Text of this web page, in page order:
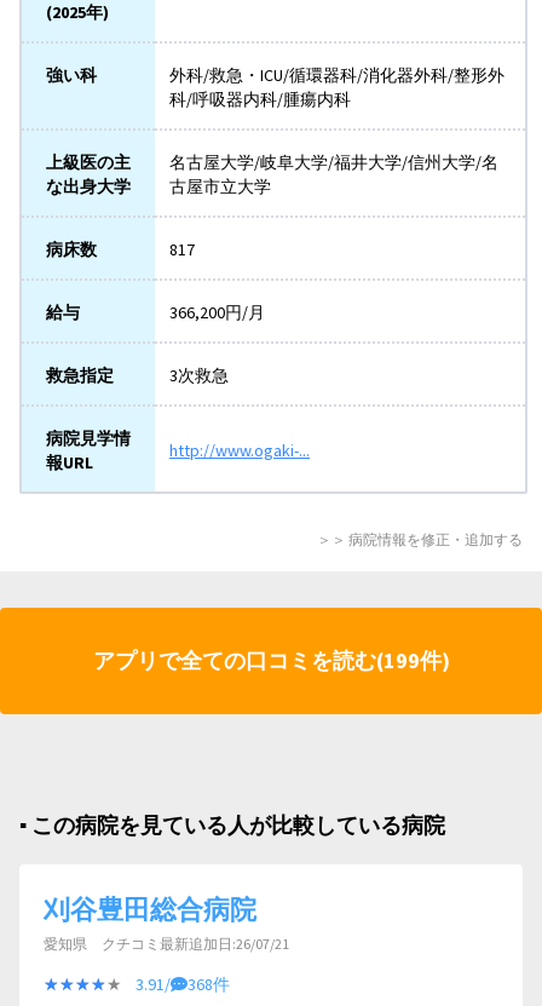
(2025年)
強い科
外科/救急・ICU/循環器科/消化器外科/整形外
科/呼吸器内科/腫瘍内科
上級医の主
な出身大学
名古屋大学/岐阜大学/福井大学/信州大学/名
古屋市立大学
病床数 817
給与 366,200円/月
救急指定 3次救急
病院見学情
報URL
http://www.ogaki-...
＞＞ 病院情報を修正・追加する
アプリで全ての口コミを読む(199件)
▪︎ この病院を見ている人が比較している病院
刈谷豊田総合病院
愛知県 クチコミ最新追加日:26/07/21
★★★★★
★★★★★ 3.91/
368件